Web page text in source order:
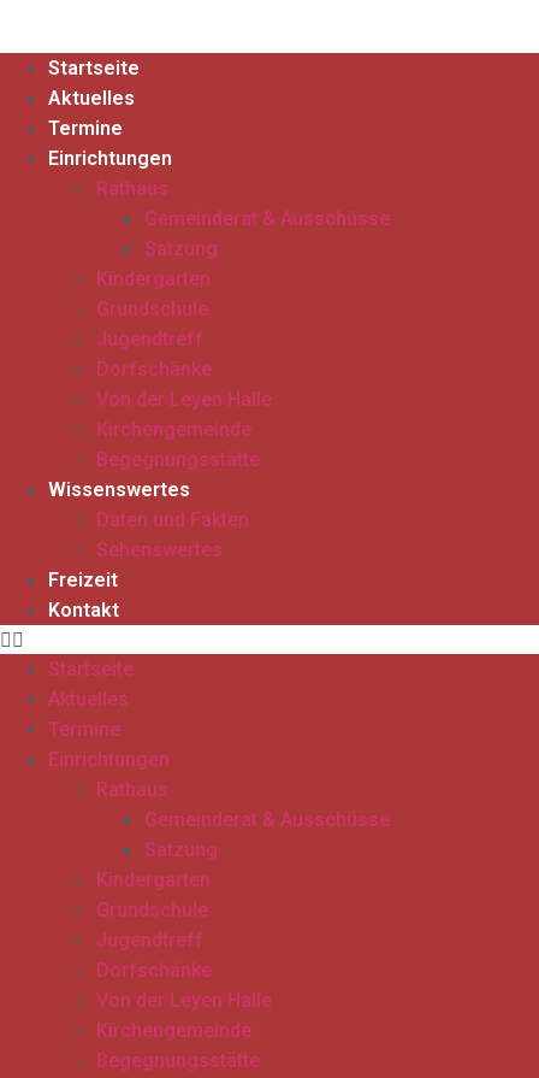
Startseite
Aktuelles
Termine
Einrichtungen
Rathaus
Gemeinderat & Ausschüsse
Satzung
Kindergarten
Grundschule
Jugendtreff
Dorfschänke
Von der Leyen Halle
Kirchengemeinde
Begegnungsstätte
Wissenswertes
Daten und Fakten
Sehenswertes
Freizeit
Kontakt
Startseite
Aktuelles
Termine
Einrichtungen
Rathaus
Gemeinderat & Ausschüsse
Satzung
Kindergarten
Grundschule
Jugendtreff
Dorfschänke
Von der Leyen Halle
Kirchengemeinde
Begegnungsstätte